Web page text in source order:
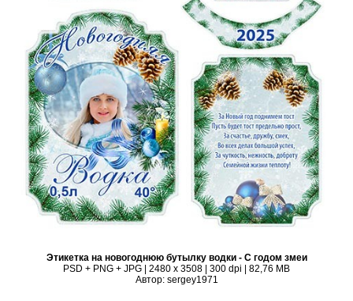
Этикетка на новогоднюю бутылку водки - С годом змеи
PSD + PNG + JPG | 2480 x 3508 | 300 dpi | 82,76 MB
Автор: sergey1971